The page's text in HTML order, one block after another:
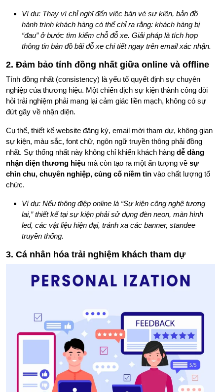
Ví dụ: Thay vì chỉ nghĩ đến việc bán vé sự kiện, bản đồ
hành trình khách hàng có thể chỉ ra rằng: khách hàng bị
“đau” ở bước tìm kiếm chỗ đỗ xe. Giải pháp là tích hợp
thông tin bản đồ bãi đỗ xe chi tiết ngay trên email xác nhận.
2. Đảm bảo tính đồng nhất giữa online và offline
Tính đồng nhất (consistency) là yếu tố quyết định sự chuyên
nghiệp của thương hiệu. Một chiến dịch sự kiện thành công đòi
hỏi trải nghiệm phải mang lại cảm giác liền mạch, không có sự
đứt gãy về nhận diện.
Cụ thể, thiết kế website đăng ký, email mời tham dự, không gian
sự kiện, màu sắc, font chữ, ngôn ngữ truyền thông phải đồng
nhất. Sự thống nhất này không chỉ khiến khách hàng dễ dàng
nhận diện thương hiệu mà còn tạo ra một ấn tượng về sự
chỉn chu, chuyên nghiệp, củng cố niềm tin vào chất lượng tổ
chức.
Ví dụ: Nếu thông điệp online là “Sự kiện công nghệ tương
lai,” thiết kế tại sự kiện phải sử dụng đèn neon, màn hình
led, các vật liệu hiện đại, tránh xa các banner, standee
truyền thống.
3. Cá nhân hóa trải nghiệm khách tham dự